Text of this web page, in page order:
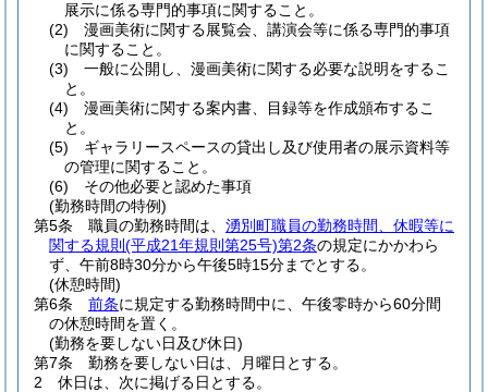
展示に係る専門的事項に関すること。
(2)
漫画美術に関する展覧会、講演会等に係る専門的事項
に関すること。
(3)
一般に公開し、漫画美術に関する必要な説明をするこ
と。
(4)
漫画美術に関する案内書、目録等を作成頒布するこ
と。
(5)
ギャラリースペースの貸出し及び使用者の展示資料等
の管理に関すること。
(6)
その他必要と認めた事項
(勤務時間の特例)
第5条
職員の勤務時間は、 湧別町職員の勤務時間、休暇等に
関する規則 (平成21年規則第25号)第2条の規定にかかわら
ず、午前8時30分から午後5時15分までとする。
(休憩時間)
第6条
前条に規定する勤務時間中に、午後零時から60分間
の休憩時間を置く。
(勤務を要しない日及び休日)
第7条
勤務を要しない日は、月曜日とする。
2
休日は、次に掲げる日とする。